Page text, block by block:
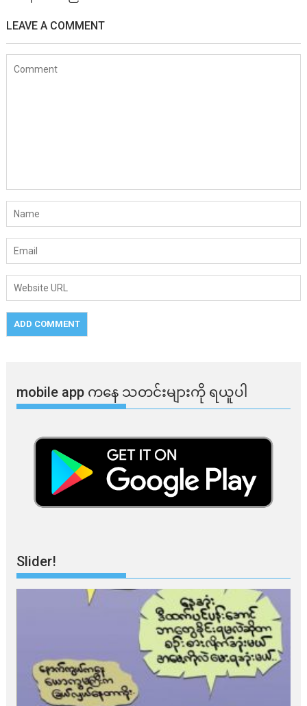
LEAVE A COMMENT
mobile app ​​ကနေ ​​သတင်းများကို ရယူပါ
Slider!